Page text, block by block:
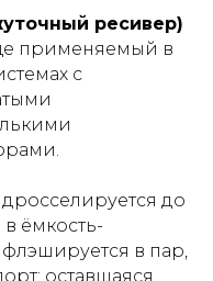
ресивер)
применяемый в
с
до
ёмкость-
в пар,
оставшаяся